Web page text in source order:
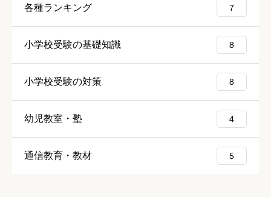
上に表示された文字を入力してください。
必須
各種ランキング 7
小学校受験の基礎知識 8
小学校受験の対策 8
幼児教室・塾 4
通信教育・教材 5